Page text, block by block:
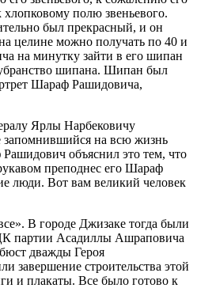
полю звеньевого.
был прекрасный, и он
целине можно получать по 40 и
на минутку зайти в его шипан
шипана. Шипан был
Шараф Рашидовича,
Ярлы Нарбековичу
запомнившийся на всю жизнь
объяснил это тем, что
преподнес его Шараф
люди. Вот вам великий человек
В городе Джизаке тогда были
партии Асадиллы Ашраповича
дважды Героя
строительства этой
и плакаты. Все было готово к